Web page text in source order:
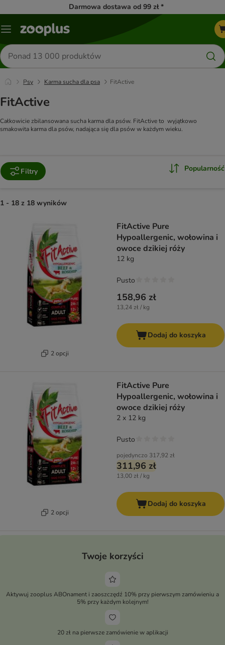
Darmowa dostawa od 99 zł *
Menu
Szukaj
produktów
Psy Karma sucha dla psa FitActive
FitActive
Całkowicie zbilansowana sucha karma dla psów. FitActive to wyjątkowo
smakowita karma dla psów, nadająca się dla psów w każdym wieku.
Filtry Popularność
1 - 18 z 18 wyników
2 opcji
FitActive Pure
Hypoallergenic, wołowina i
owoce dzikiej róży
12 kg
158,96 zł
13,24 zł / kg
Pusto
Dodaj do koszyka
2 opcji
FitActive Pure
Hypoallergenic, wołowina i
owoce dzikiej róży
2 x 12 kg
pojedynczo 317,92 zł
311,96 zł
13,00 zł / kg
Pusto
Dodaj do koszyka
Twoje korzyści
Aktywuj zooplus ABOnament i zaoszczędź 10% przy pierwszym zamówieniu a
5% przy każdym kolejnym!
20 zł na pierwsze zamówienie w aplikacji